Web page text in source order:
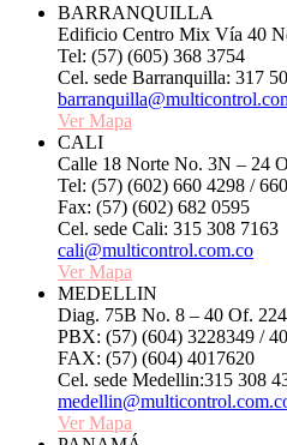
BARRANQUILLA
Edificio Centro Mix Vía 40
Tel: (57) (605) 368 3754
Cel. sede Barranquilla: 317
Ver Mapa
CALI
Calle 18 Norte No. 3N – 24
Tel: (57) (602) 660 4298 /
Fax: (57) (602) 682 0595
Cel. sede Cali: 315 308 7163
cali@multicontrol.com.co
Ver Mapa
MEDELLIN
Diag. 75B No. 8 – 40 Of. 224
PBX: (57) (604) 3228349 /
FAX: (57) (604) 4017620
Cel. sede Medellin:315 308
Ver Mapa